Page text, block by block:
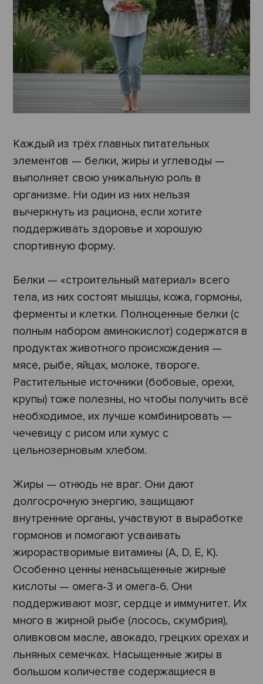
Каждый из трёх главных питательных
элементов — белки, жиры и углеводы —
выполняет свою уникальную роль в
организме. Ни один из них нельзя
вычеркнуть из рациона, если хотите
поддерживать здоровье и хорошую
спортивную форму.
Белки — «строительный материал» всего
тела, из них состоят мышцы, кожа, гормоны,
ферменты и клетки. Полноценные белки (с
полным набором аминокислот) содержатся в
продуктах животного происхождения —
мясе, рыбе, яйцах, молоке, твороге.
Растительные источники (бобовые, орехи,
крупы) тоже полезны, но чтобы получить всё
необходимое, их лучше комбинировать —
чечевицу с рисом или хумус с
цельнозерновым хлебом.
Жиры — отнюдь не враг. Они дают
долгосрочную энергию, защищают
внутренние органы, участвуют в выработке
гормонов и помогают усваивать
жирорастворимые витамины (А, D, Е, К).
Особенно ценны ненасыщенные жирные
кислоты — омега-3 и омега-6. Они
поддерживают мозг, сердце и иммунитет. Их
много в жирной рыбе (лосось, скумбрия),
оливковом масле, авокадо, грецких орехах и
льняных семечках. Насыщенные жиры в
большом количестве содержащиеся в